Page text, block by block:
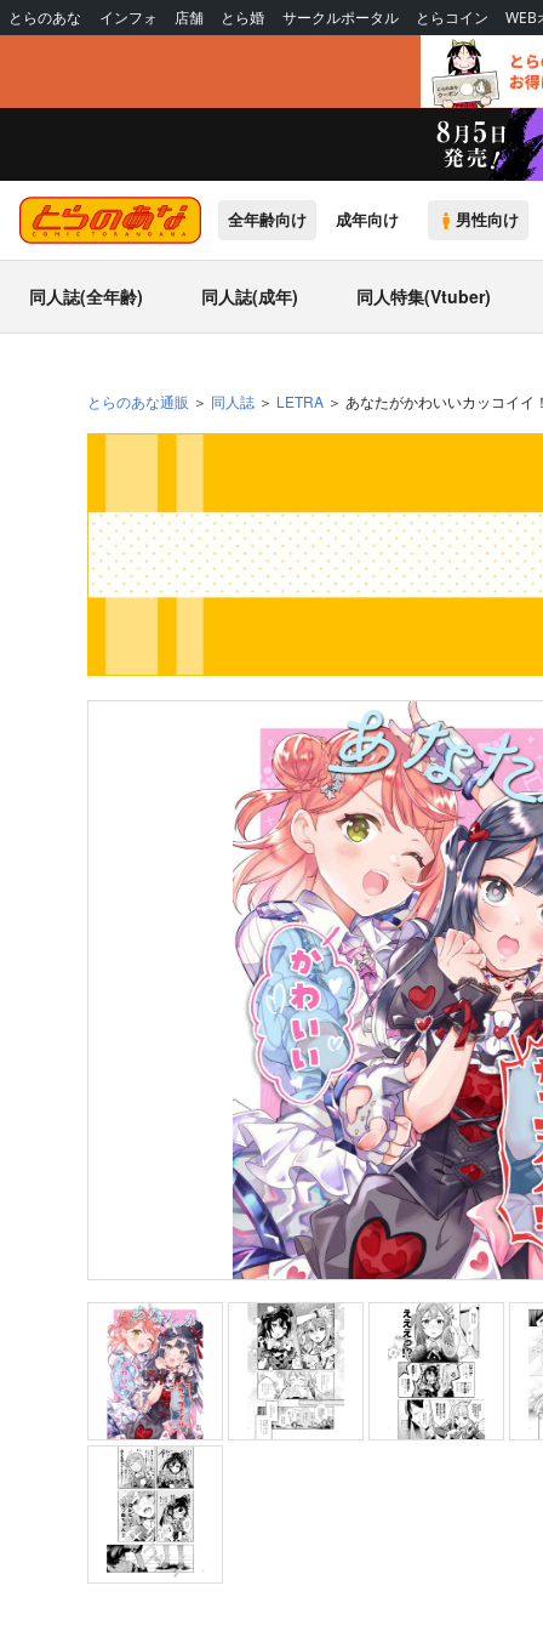
とらのあな インフォ 店舗 とら婚 サークルポータル とらコイン WEB
全年齢向け 成年向け 男性向け
同人誌(全年齢) 同人誌(成年) 同人特集(Vtuber)
とらのあな通販 同人誌 LETRA あなたがかわいいカッコイイ